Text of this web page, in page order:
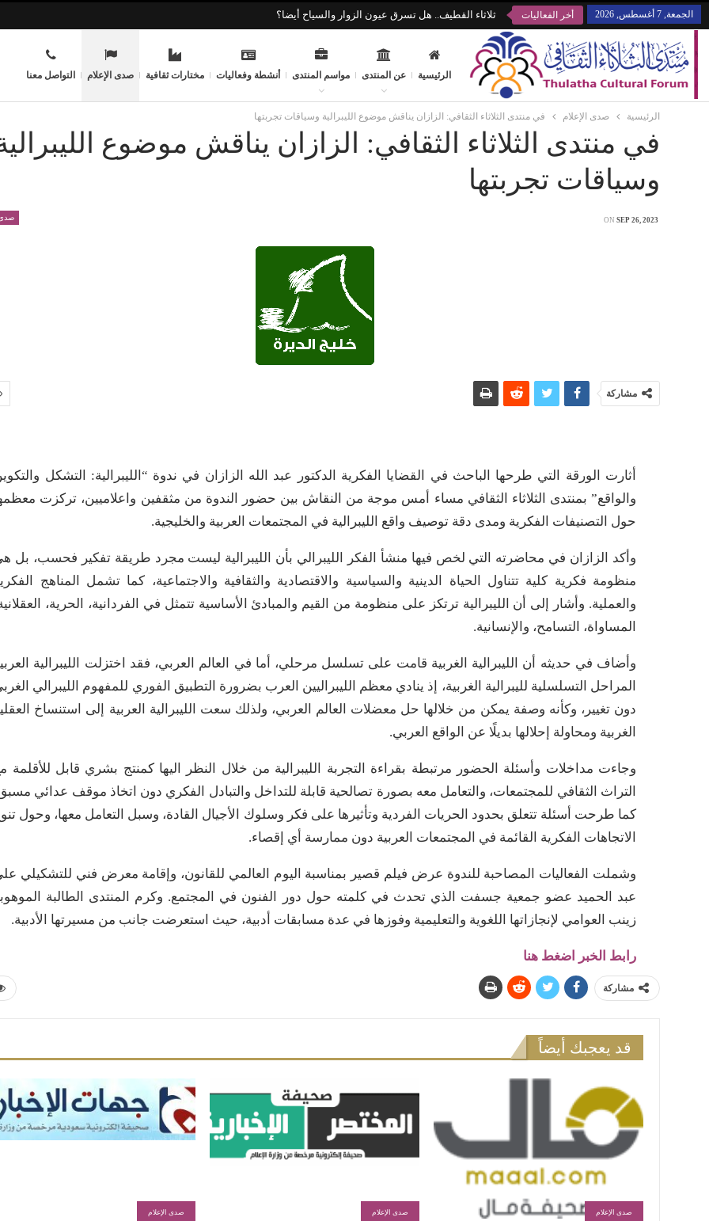
الجمعة, 7 أغسطس, 2026 أخر الفعاليات ثلاثاء القطيف.. هل تسرق عيون الزوار والسياح أيضا؟
الرئيسية عن المنتدى مواسم المنتدى أنشطة وفعاليات مختارات ثقافية صدى الإعلام التواصل معنا
الرئيسية صدى الإعلام في منتدى الثلاثاء الثقافي: الزازان يناقش موضوع الليبرالية وسياقات تجربتها
في منتدى الثلاثاء الثقافي: الزازان يناقش موضوع
وسياقات تجربتها
صدى ON SEP 26, 2023
مشاركة
أثارت الورقة التي طرحها الباحث في القضايا الفكرية الدكتور عبد الله الزازان في ندوة “الليبرالية: التشكل
والواقع” بمنتدى الثلاثاء الثقافي مساء أمس موجة من النقاش بين حضور الندوة من مثقفين واعلاميين، تركزت
حول التصنيفات الفكرية ومدى دقة توصيف واقع الليبرالية في المجتمعات العربية والخليجية.
وأكد الزازان في محاضرته التي لخص فيها منشأ الفكر الليبرالي بأن الليبرالية ليست مجرد طريقة تفكير فحسب، بل
منظومة فكرية كلية تتناول الحياة الدينية والسياسية والاقتصادية والثقافية والاجتماعية، كما تشمل المناهج
والعملية. وأشار إلى أن الليبرالية ترتكز على منظومة من القيم والمبادئ الأساسية تتمثل في الفردانية، الحرية،
المساواة، التسامح، والإنسانية.
وأضاف في حديثه أن الليبرالية الغربية قامت على تسلسل مرحلي، أما في العالم العربي، فقد اختزلت الليبرالية
المراحل التسلسلية لليبرالية الغربية، إذ ينادي معظم الليبراليين العرب بضرورة التطبيق الفوري للمفهوم الليبرالي
دون تغيير، وكأنه وصفة يمكن من خلالها حل معضلات العالم العربي، ولذلك سعت الليبرالية العربية إلى استنساخ
الغربية ومحاولة إحلالها بديلًا عن الواقع العربي.
وجاءت مداخلات وأسئلة الحضور مرتبطة بقراءة التجربة الليبرالية من خلال النظر اليها كمنتج بشري قابل للأقلمة
التراث الثقافي للمجتمعات، والتعامل معه بصورة تصالحية قابلة للتداخل والتبادل الفكري دون اتخاذ موقف عدائي
كما طرحت أسئلة تتعلق بحدود الحريات الفردية وتأثيرها على فكر وسلوك الأجيال القادة، وسبل التعامل معها، وحول
الاتجاهات الفكرية القائمة في المجتمعات العربية دون ممارسة أي إقصاء.
وشملت الفعاليات المصاحبة للندوة عرض فيلم قصير بمناسبة اليوم العالمي للقانون، وإقامة معرض فني للتشكيلي
عبد الحميد عضو جمعية جسفت الذي تحدث في كلمته حول دور الفنون في المجتمع. وكرم المنتدى الطالبة
زينب العوامي لإنجازاتها اللغوية والتعليمية وفوزها في عدة مسابقات أدبية، حيث استعرضت جانب من مسيرتها الأدبية.
رابط الخبر اضغط هنا
مشاركة
قد يعجبك أيضاً
صدى الإعلام صدى الإعلام صدى الإعلام